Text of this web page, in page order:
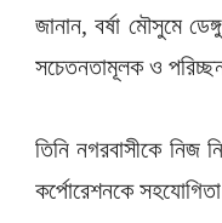
জানান, বর্ষা মৌসুমে
সচেতনতামূলক ও
তিনি নগরবাসীকে নিজ
কর্পোরেশনকে